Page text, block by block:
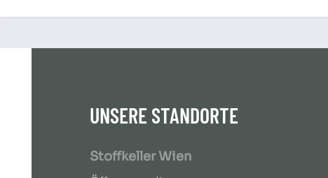
UNSERE STANDORTE
Stoffkeller Wien